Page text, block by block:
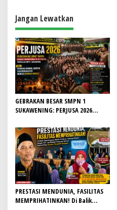
a
s
i
p
o
s
Jangan Lewatkan
GEBRAKAN BESAR SMPN 1
SUKAWENING: PERJUSA 2026
JIWA KEPANDUAN SISWA
PRESTASI MENDUNIA, FASILITAS
MEMPRIHATINKAN! Di Balik